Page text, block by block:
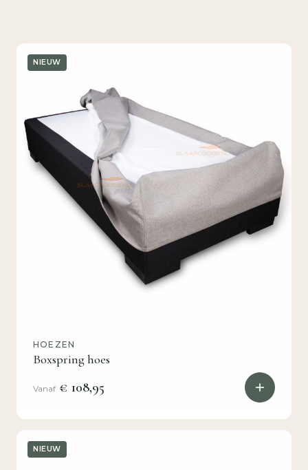
NIEUW
HOEZEN
Boxspring hoes
Vanaf € 108,95
NIEUW